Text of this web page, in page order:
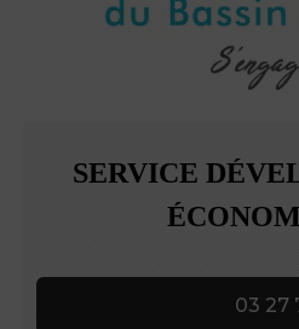
SERVICE
03 27